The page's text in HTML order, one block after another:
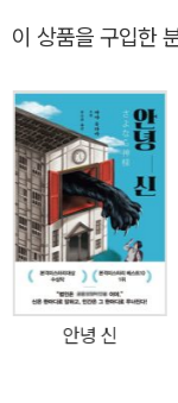
다 후타로상을, 다음 해
작품으로 『보틀넥』,
는 양들의 축연』, 『
있다.
한정 구리킨톤 사건』
을 딴 장편 4부작을
그간 알려지지 않았
민’을 지향하게 만든
려온 팬들의 기대감을
배경으로 일상의 사
노부의 대표 시리즈
부의 초기 학원 미스
간될 때마다 미스터
에 오르내리는 대표
이 상품을 구입한
안녕 신